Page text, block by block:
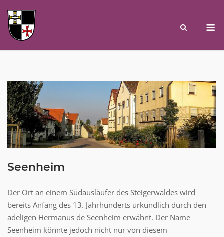
content
Seenheim
Der Ort an einem Südausläufer des Steigerwaldes wird
bereits Anfang des 13. Jahrhunderts urkundlich durch den
adeligen Hermanus de Seenheim erwähnt. Der Name
Seenheim könnte jedoch nicht nur von diesem